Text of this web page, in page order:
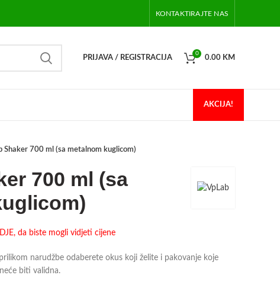
KONTAKTIRAJTE NAS
PRIJAVA / REGISTRACIJA
0
0.00 KM
AKCIJA!
Shaker 700 ml (sa metalnom kuglicom)
700 ml (sa
da biste mogli vidjeti cijene
narudžbe odaberete okus koji želite i pakovanje koje
biti validna.